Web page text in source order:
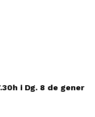
i Dg. 8 de gener